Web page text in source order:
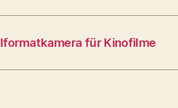
für Kinofilme